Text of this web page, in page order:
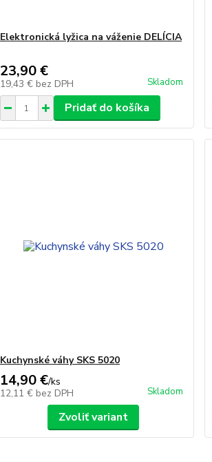
Elektronická lyžica na váženie DELÍCIA
23,90 €
19,43 € bez DPH Skladom
Pridať do košíka
Kuchynské váhy SKS 5020
14,90 €/ks
12,11 € bez DPH Skladom
Zvoliť variant